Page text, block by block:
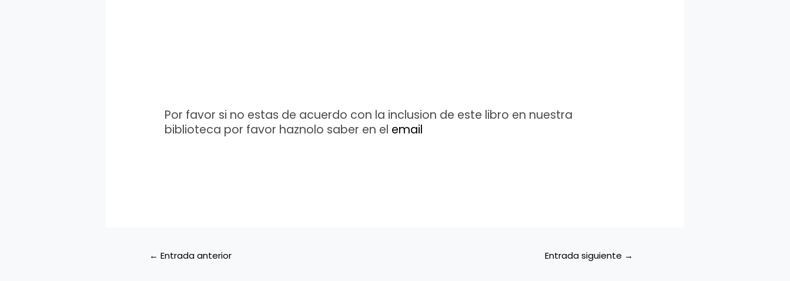
Por favor si no estas de acuerdo con la inclusion de este libro en nuestra
biblioteca por favor haznolo saber en el email
← Entrada anterior Entrada siguiente →